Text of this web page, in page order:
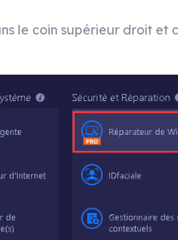
le coin supérieur droit